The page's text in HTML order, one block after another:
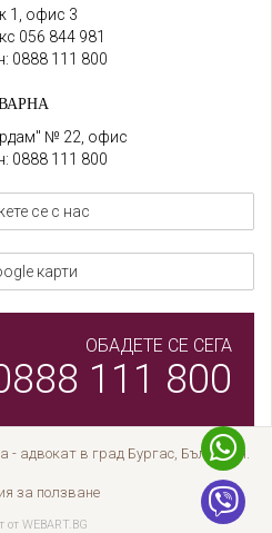
1, офис 3
056 844 981
0888 111 800
№ 22, офис
0888 111 800
се с нас
карти
ОБАДЕТЕ СЕ СЕГА
111 800
- адвокат в град Бургас, България.
за ползване
от WEBART.BG